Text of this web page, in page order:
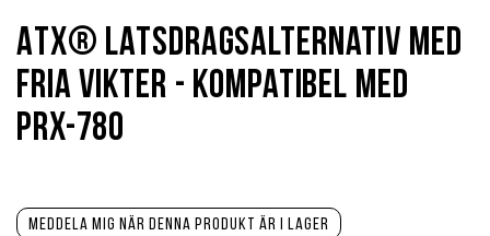
Meddela mig när denna produkt är i lager
ATX® Latsdragsalternativ med
fria vikter - Kompatibel med
PRX-780